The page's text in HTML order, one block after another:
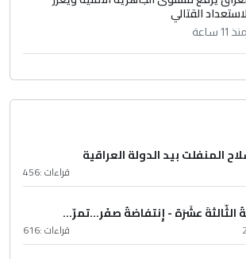
القتالي
منذ 11 ساعة
المنفلت بيد الدولة العراقية
قراءات :456
الثّالثةَ عشَرَة - إِنتفاضةُ صفَر…تمرّ...
قراءات :616